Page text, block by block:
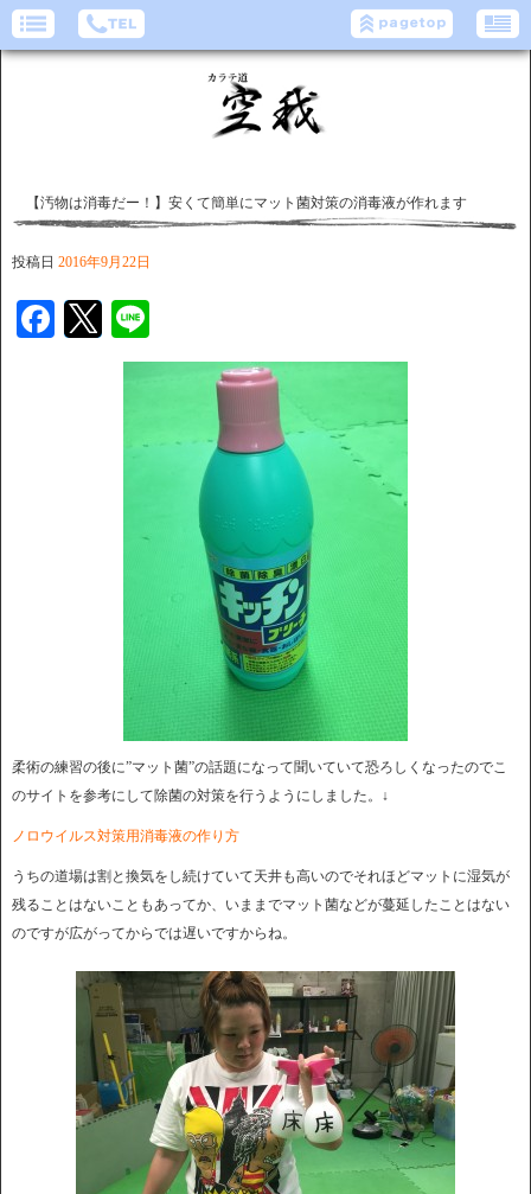
【汚物は消毒だー！】安くて簡単にマット菌対策の消毒液が作れます
投稿日 2016年9月22日
Facebook
Twitter
柔術の練習の後に”マット菌”の話題になって聞いていて恐ろしくなったのでこ
のサイトを参考にして除菌の対策を行うようにしました。↓
ノロウイルス対策用消毒液の作り方
うちの道場は割と換気をし続けていて天井も高いのでそれほどマットに湿気が
残ることはないこともあってか、いままでマット菌などが蔓延したことはない
のですが広がってからでは遅いですからね。